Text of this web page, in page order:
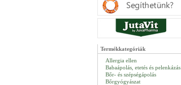
Termékkategóriák
Allergia ellen
Babaápolás, etetés és pelenkázás
Bőr- és szépségápolás
Bőrgyógyászat